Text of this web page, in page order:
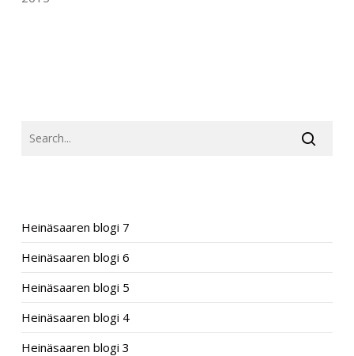
Heinäsaaren blogi 7
Heinäsaaren blogi 6
Heinäsaaren blogi 5
Heinäsaaren blogi 4
Heinäsaaren blogi 3